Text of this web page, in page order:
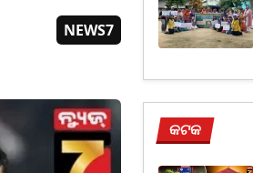
NEWS7
କଟକ